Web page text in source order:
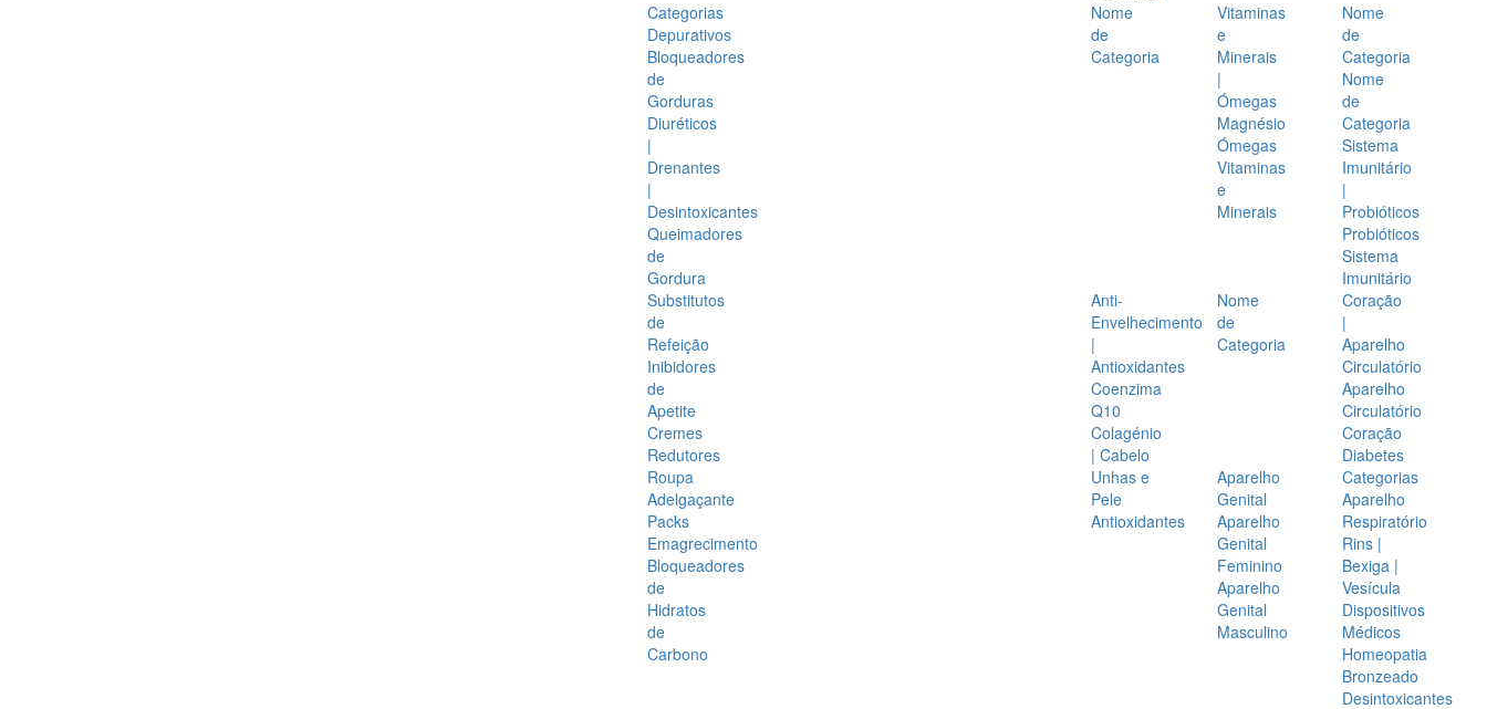
Categorias
Depurativos
Bloqueadores
de
Gorduras
Diuréticos
|
Drenantes
|
Desintoxicantes
Queimadores
de
Gordura
Substitutos
de
Refeição
Inibidores
de
Apetite
Cremes
Redutores
Roupa
Adelgaçante
Packs
Emagrecimento
Bloqueadores
de
Hidratos
de
Carbono
Nome
de
Categoria
Vitaminas
e
Minerais
|
Ómegas
Magnésio
Ómegas
Vitaminas
e
Minerais
Nome
de
Categoria
Nome
de
Categoria
Sistema
Imunitário
|
Probióticos
Probióticos
Sistema
Imunitário
Anti-
Envelhecimento
|
Antioxidantes
Coenzima
Q10
Colagénio
| Cabelo
Unhas e
Pele
Antioxidantes
Nome
de
Categoria
Coração
|
Aparelho
Circulatório
Aparelho
Circulatório
Coração
Diabetes
Aparelho
Genital
Aparelho
Genital
Feminino
Aparelho
Genital
Masculino
Categorias
Aparelho
Respiratório
Rins |
Bexiga |
Vesícula
Dispositivos
Médicos
Homeopatia
Bronzeado
Desintoxicantes